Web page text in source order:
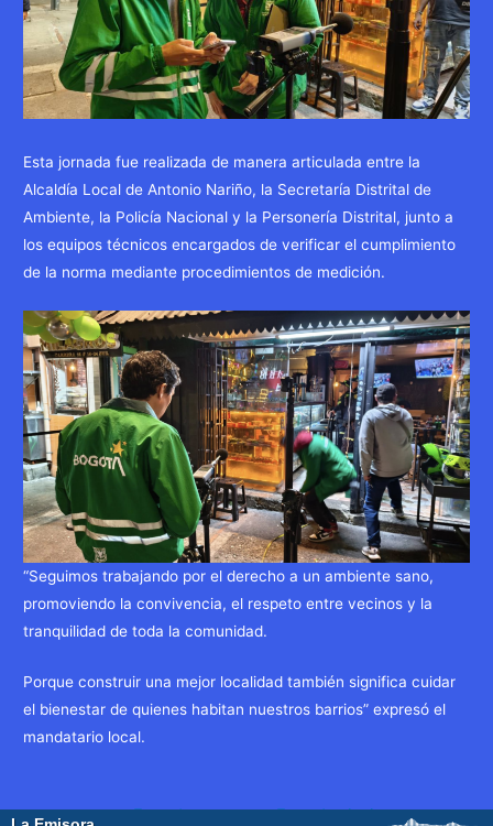
Esta jornada fue realizada de manera articulada entre la
Alcaldía Local de Antonio Nariño, la Secretaría Distrital de
Ambiente, la Policía Nacional y la Personería Distrital, junto a
los equipos técnicos encargados de verificar el cumplimiento
de la norma mediante procedimientos de medición.
“Seguimos trabajando por el derecho a un ambiente sano,
promoviendo la convivencia, el respeto entre vecinos y la
tranquilidad de toda la comunidad.
Porque construir una mejor localidad también significa cuidar
el bienestar de quienes habitan nuestros barrios” expresó el
mandatario local.
Navegación
←Entrada Entrada siguiente